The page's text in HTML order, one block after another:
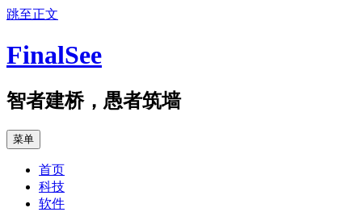
跳至正文
FinalSee
智者建桥，愚者筑墙
菜单
首页
科技
软件